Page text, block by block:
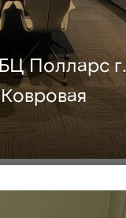
Полларс г.